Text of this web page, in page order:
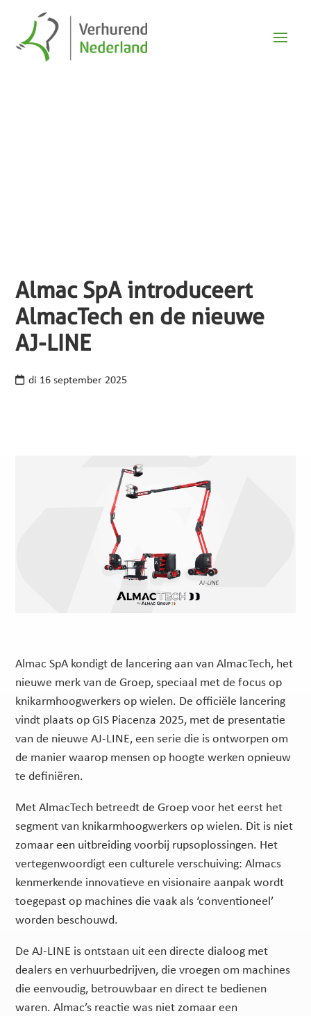
Almac SpA introduceert
AlmacTech en de nieuwe
AJ-LINE
di 16 september 2025
Almac SpA kondigt de lancering aan van AlmacTech, het
nieuwe merk van de Groep, speciaal met de focus op
knikarmhoogwerkers op wielen. De officiële lancering
vindt plaats op GIS Piacenza 2025, met de presentatie
van de nieuwe AJ-LINE, een serie die is ontworpen om
de manier waarop mensen op hoogte werken opnieuw
te definiëren.
Met AlmacTech betreedt de Groep voor het eerst het
segment van knikarmhoogwerkers op wielen. Dit is niet
zomaar een uitbreiding voorbij rupsoplossingen. Het
vertegenwoordigt een culturele verschuiving: Almacs
kenmerkende innovatieve en visionaire aanpak wordt
toegepast op machines die vaak als ‘conventioneel’
worden beschouwd.
De AJ-LINE is ontstaan ​​uit een directe dialoog met
dealers en verhuurbedrijven, die vroegen om machines
die eenvoudig, betrouwbaar en direct te bedienen
waren. Almac’s reactie was niet zomaar een